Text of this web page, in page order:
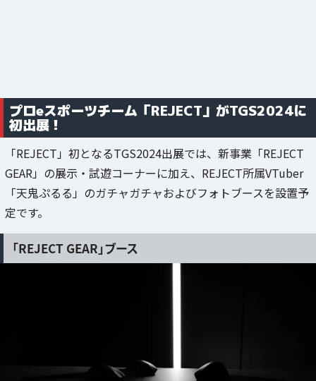
プロeスポーツチーム「REJECT」がTGS2024に
初出展！
「REJECT」初となるTGS2024出展では、新事業「REJECT
GEAR」の展示・試遊コーナーに加え、REJECT所属VTuber
「天鬼ぷるる」のガチャガチャおよびフォトブースを設置予
定です。
「REJECT GEAR」ブース